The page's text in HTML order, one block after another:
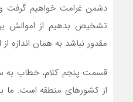
دشمن غرامت خواهیم گرفت و
تشخیص بدهیم از اموالش
مقدور نباشد به همان اندازه
قسمت پنجم کلام، خطاب به